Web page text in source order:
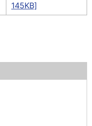
145KB]